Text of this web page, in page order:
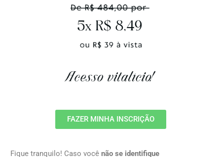
FAZER MINHA INSCRIÇÃO
Fique tranquilo! Caso vocênão se identifique